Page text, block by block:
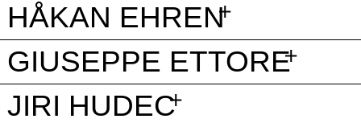
HÅKAN EHREN
GIUSEPPE ETTORE
JIRI HUDEC